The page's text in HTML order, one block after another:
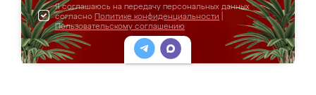
Я соглашаюсь на передачу персональных данных
согласно Политике конфиденциальности
Пользовательскому соглашению